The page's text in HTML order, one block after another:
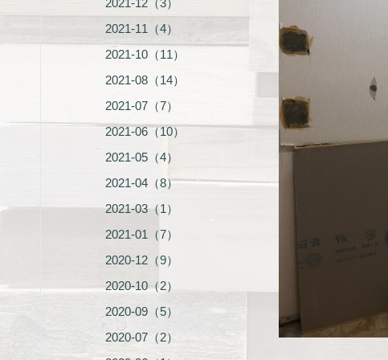
2021-12（3）
2021-11（4）
2021-10（11）
2021-08（14）
2021-07（7）
2021-06（10）
2021-05（4）
2021-04（8）
2021-03（1）
2021-01（7）
2020-12（9）
2020-10（2）
2020-09（5）
2020-07（2）